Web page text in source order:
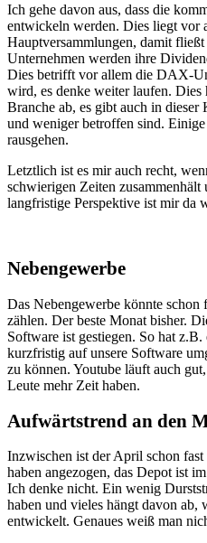
Ich gehe davon aus, dass die
entwickeln werden. Dies liegt vor
Hauptversammlungen, damit
Unternehmen werden ihre
Dies betrifft vor allem die DAX-
wird, es denke weiter laufen. Dies
Branche ab, es gibt auch in
und weniger betroffen sind.
rausgehen.
Letztlich ist es mir auch recht,
schwierigen Zeiten zusammenhält
langfristige Perspektive ist mir da
Nebengewerbe
Das Nebengewerbe könnte schon
zählen. Der beste Monat bisher.
Software ist gestiegen. So hat
kurzfristig auf unsere Software
zu können. Youtube läuft auch
Leute mehr Zeit haben.
Aufwärtstrend an den
Inzwischen ist der April schon
haben angezogen, das Depot ist
Ich denke nicht. Ein wenig
haben und vieles hängt davon ab,
entwickelt. Genaues weiß man